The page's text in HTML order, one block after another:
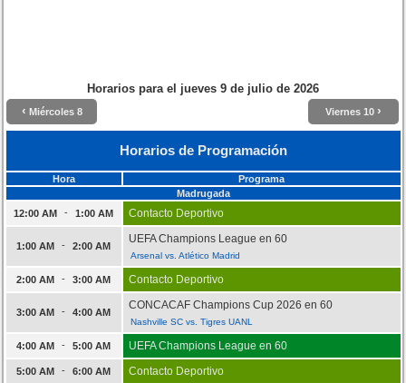
Horarios para el jueves 9 de julio de 2026
‹ Miércoles 8 Viernes 10 ›
Horarios de Programación
Hora
Programa
Madrugada
12:00 AM
- 1:00 AM Contacto Deportivo
1:00 AM - 2:00 AM
UEFA Champions League en 60
Arsenal vs. Atlético Madrid
2:00 AM - 3:00 AM Contacto Deportivo
3:00 AM - 4:00 AM
CONCACAF Champions Cup 2026 en 60
Nashville SC vs. Tigres UANL
4:00 AM - 5:00 AM UEFA Champions League en 60
5:00 AM - 6:00 AM Contacto Deportivo